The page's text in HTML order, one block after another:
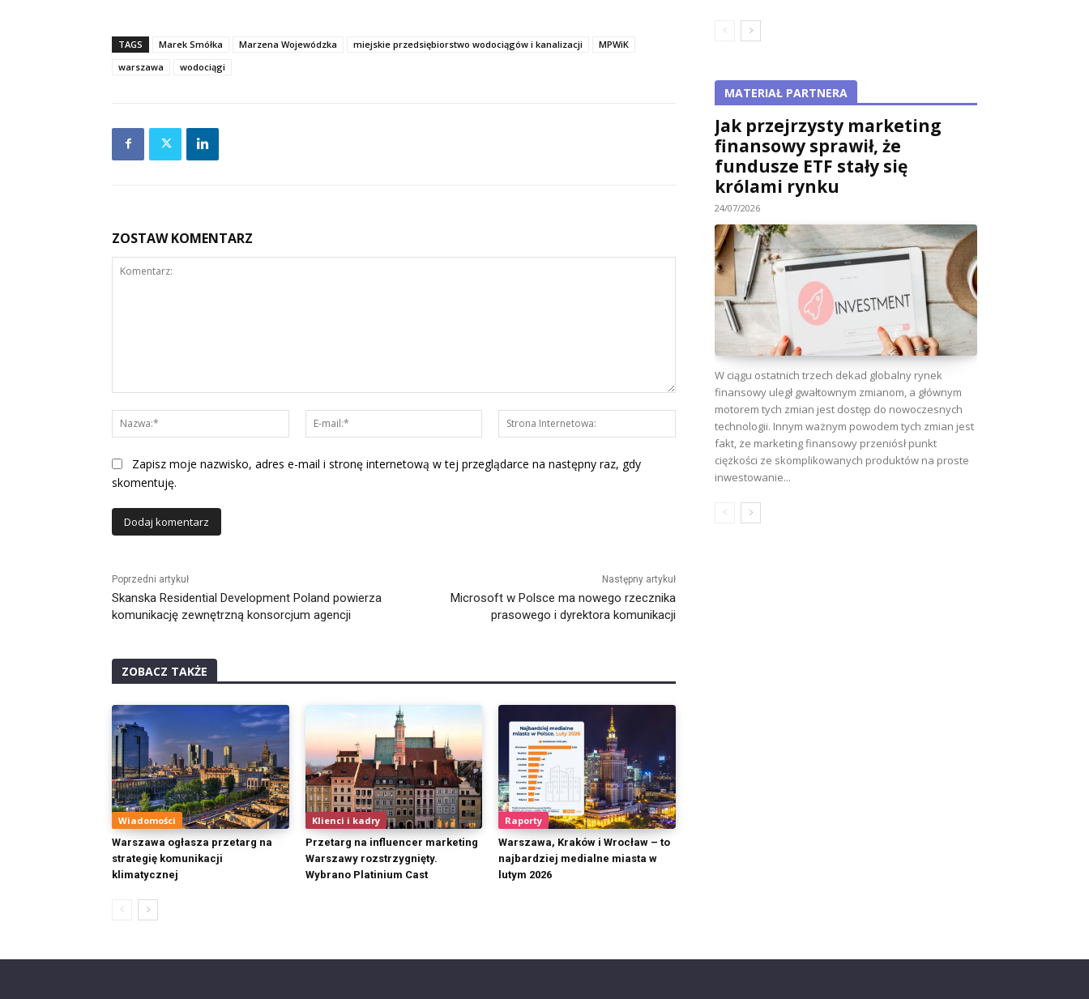
TAGS Marek Smółka Marzena Wojewódzka miejskie przedsiębiorstwo wodociągów i kanalizacji
MPWiK
warszawa
wodociągi
ZOSTAW KOMENTARZ
Nazwa:*
mail:*
Internetowa:
Zapisz moje nazwisko, adres e-mail i stronę internetową w tej przeglądarce na następny raz, gdy
skomentuję.
Poprzedni artykuł
Skanska Residential Development Poland powierza
komunikację zewnętrzną konsorcjum agencji
Następny artykuł
Microsoft w Polsce ma nowego rzecznika
prasowego i dyrektora komunikacji
ZOBACZ TAKŻE
Wiadomości
Warszawa ogłasza przetarg na
strategię komunikacji
klimatycznej
Klienci i kadry
Przetarg na influencer marketing
Warszawy rozstrzygnięty.
Wybrano Platinium Cast
Raporty
Warszawa, Kraków i Wrocław – to
najbardziej medialne miasta w
lutym 2026
MATERIAŁ PARTNERA
Jak przejrzysty marketing
finansowy sprawił, że
fundusze ETF stały się
królami rynku
24/07/2026
W ciągu ostatnich trzech dekad globalny rynek
finansowy uległ gwałtownym zmianom, a głównym
motorem tych zmian jest dostęp do nowoczesnych
technologii. Innym ważnym powodem tych zmian jest
fakt, że marketing finansowy przeniósł punkt
ciężkości ze skomplikowanych produktów na proste
inwestowanie...